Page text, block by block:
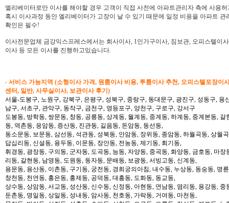
엘리베이터로만 이사를 해야할 경우 고객이 직접 사전에 아파트관리자 측에 사용
혹시 이사과정 동안 엘리베이터가 고장이 날 수 있기 때문에 일정 비용을 아파트
확인은 필수!
이사전문업체 금강익스프레스에서는 회사이사, 1인가구이사, 짐보관, 오피스텔이
이사 등 모든 이사를 진행하고있습니다.
- 서비스 가능지역 (소형이사 가격, 원룸이사 비용, 투룸이사 추천, 오피스텔포장이
센터, 일반, 사무실이사, 보관이사 후기)
서울-도봉구, 노원구, 강북구, 은평구, 성북구, 중랑구, 동대문구, 광진구, 성동구,
남구, 서초구, 관악구, 동작구, 금천구, 영등포구, 양천구, 구로구, 강서구
도봉동, 방학동, 쌍문동, 창동, 공릉동, 상계동, 월계동, 중계동, 하계동, 중계본동,
동, 역촌동, 응암동, 증산동, 진관동, 길음동, 돈암동, 동선동,
동소문동, 보문동, 삼선동, 석관동, 성북동, 안암동, 장위동, 종암동, 하월곡동, 상월
답십리동, 신설동, 용두동, 이문동, 장안동, 전농동, 제기동, 회기동,
휘경동, 광장동, 구의동, 군자동, 도곡동, 능동, 자양동, 중곡동, 화양동, 금호동, 마
리동, 갈현동, 남영동, 도원동, 동자동, 문배동, 보광동, 서빙고동, 신계동,
용문동, 용산동, 이촌동, 구기동, 궁전동, 경희궁의아침, 내수동, 누상동, 동숭동, 명
창천동, 천연동, 홍은동, 홍제동, 공덕동, 대흥동, 도화동, 동교동,
상수동, 상암동, 서교동, 성산동, 신수동, 신정동, 아현동, 연남동, 염리동, 용강동,
둔촌동, 명일동, 상일동, 성내동, 암사동, 천호동, 가락동, 거여동, 마천동,